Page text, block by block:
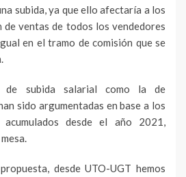
subida, ya que ello afectaría a los
ventas de todos los vendedores
en el tramo de comisión que se
de subida salarial como la de
sido argumentadas en base a los
desde el año 2021,
desde UTO-UGT hemos